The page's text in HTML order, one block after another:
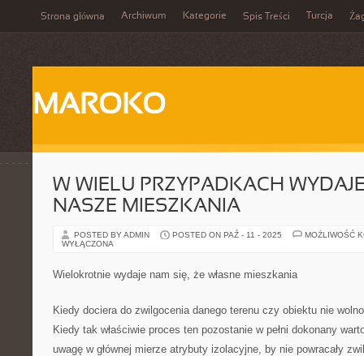
Strona główna Archiwum Kategorie Spis Treści Turcja
MAROKO
W WIELU PRZYPADKACH
NASZE MIESZKANIA
POSTED BY ADMIN POSTED ON PAŹ - 11 - 2025
MOŻLIWOŚĆ
WYŁĄCZONA
Wielokrotnie wydaje nam się, że własne mieszkania
Kiedy dociera do zwilgocenia danego terenu czy obiektu nie
Kiedy tak właściwie proces ten pozostanie w pełni dokonany
uwagę w głównej mierze atrybuty izolacyjne, by nie powracały